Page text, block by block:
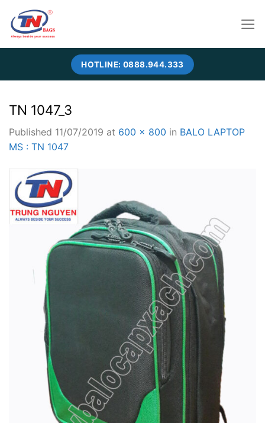
content
HOTLINE: 0888.944.333
TN 1047_3
Published 11/07/2019 at 600 × 800 in BALO LAPTOP
MS : TN 1047